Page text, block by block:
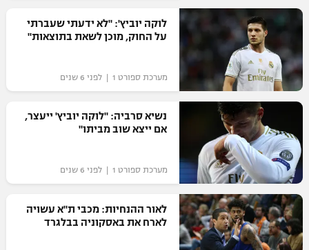
רשיון להקרנה פומבית לבית עסק
הצטרפות לחבילת הערוצים
לוח דרושים – ג'ובנט
תגיות
המגזין
לוקה יוביץ': "לא ידעתי שעברתי
על החוק, מוכן לשאת בתוצאות"
מערכת ספורט 1 | לפני 6 שנים
נשיא סרביה: "לוקה יוביץ' ייעצר,
אם ייצא שוב מביתו"
מערכת ספורט 1 | לפני 6 שנים
לאור ההנחיות: מכבי ת"א עשויה
לארח את באסקוניה בבלגרד